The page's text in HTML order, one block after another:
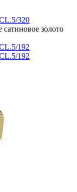
320
золото
192
192